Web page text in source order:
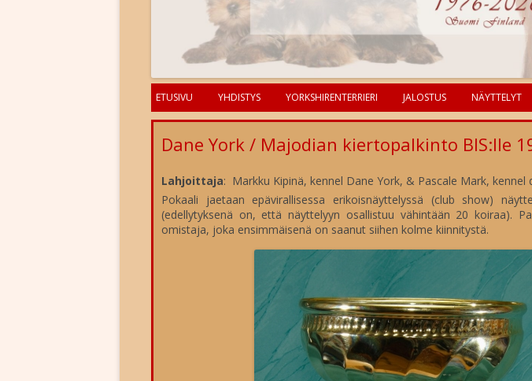
ETUSIVU YHDISTYS
YHTEYSTIEDOT
YHDISTYKSEN SÄÄNNÖT
YHDISTYKSEN EETTISET OHJEET JA
VAITIOLOVAKUUTUS
LIITY JÄSENEKSI
OSOITTEENMUUTOS
STANDAARI
YORKSHIRENTERRIERI
RODUN HISTORIAA
ROTUINFOA
TERVEYS
PERINNÖLLISIÄ
SAIRAUKSIA
VIRALLISET
GEENITESTIT
TERVEYSKYSELYT
ROTUNEUVONTA
JALOSTUS
YLEISTÄ
KASVATTAJIA
JALOSTUSTARKASTUKSET
JALOSTUSUROSLISTA
SUOSITUKSET
PENTULISTA
KODINVAIHTAJAT
NÄYTTELYT
NÄYTTELYT
CLUB SHOW
Dane York / Majodian kiertopalkinto BIS:lle
Lahjoittaja: Markku Kipinä, kennel Dane York, & Pascale Mark, kennel
Pokaali jaetaan epävirallisessa erikoisnäyttelyssä (club show)
(edellytyksenä on, että näyttelyyn osallistuu vähintään 20 koiraa).
omistaja, joka ensimmäisenä on saanut siihen kolme kiinnitystä.